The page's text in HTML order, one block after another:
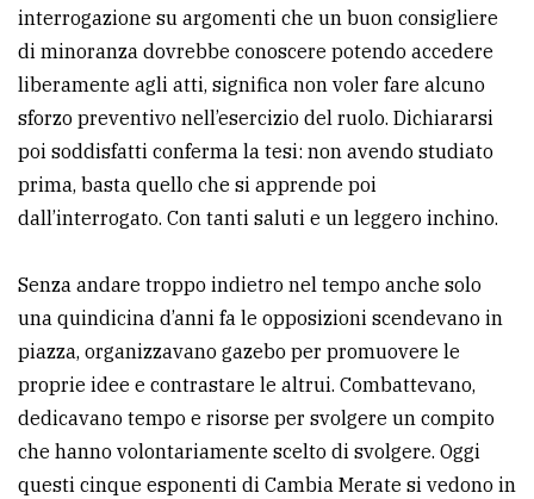
interrogazione su argomenti che un buon consigliere
di minoranza dovrebbe conoscere potendo accedere
liberamente agli atti, significa non voler fare alcuno
sforzo preventivo nell’esercizio del ruolo. Dichiararsi
poi soddisfatti conferma la tesi: non avendo studiato
prima, basta quello che si apprende poi
dall’interrogato. Con tanti saluti e un leggero inchino.
Senza andare troppo indietro nel tempo anche solo
una quindicina d’anni fa le opposizioni scendevano in
piazza, organizzavano gazebo per promuovere le
proprie idee e contrastare le altrui. Combattevano,
dedicavano tempo e risorse per svolgere un compito
che hanno volontariamente scelto di svolgere. Oggi
questi cinque esponenti di Cambia Merate si vedono in